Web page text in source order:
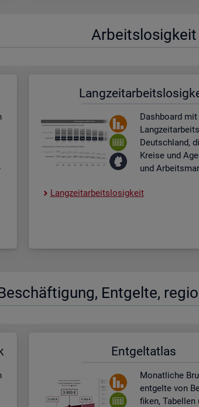
Ar­beits­lo­sig­keit
Dash­boardmit
Deutsch­land,
Krei­se und
und
Lang­zeit­ar­beits­lo­sig­keit
Ent­gel­te,
Ent­gel­t­at­las
Mo­nat­li­che
ent­gel­te von
fi­ken, Ta­bel­len